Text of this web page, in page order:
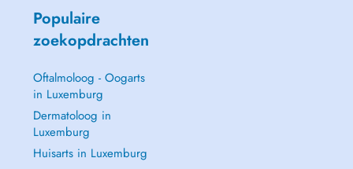
Populaire
zoekopdrachten
Oftalmoloog - Oogarts
in Luxemburg
Dermatoloog in
Luxemburg
Huisarts in Luxemburg